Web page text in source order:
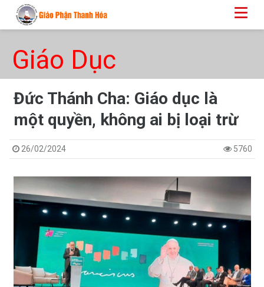
Giáo Dục
Đức Thánh Cha: Giáo dục là
một quyền, không ai bị loại trừ
26/02/2024 5760